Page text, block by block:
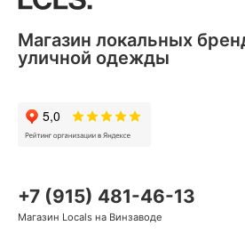
+7 (915) 481-46-13
Магазин Locals на Винзаводе
Магазин локальных
уличной одежды